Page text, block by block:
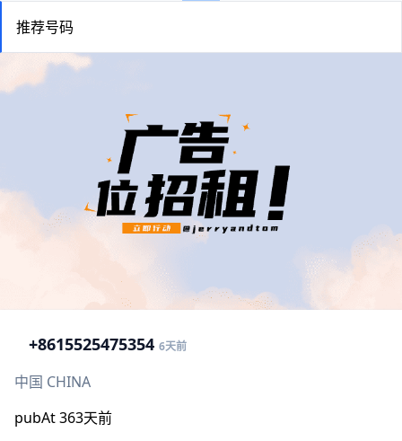
推荐号码
+8615525475354 6天前
中国 CHINA
pubAt 363天前